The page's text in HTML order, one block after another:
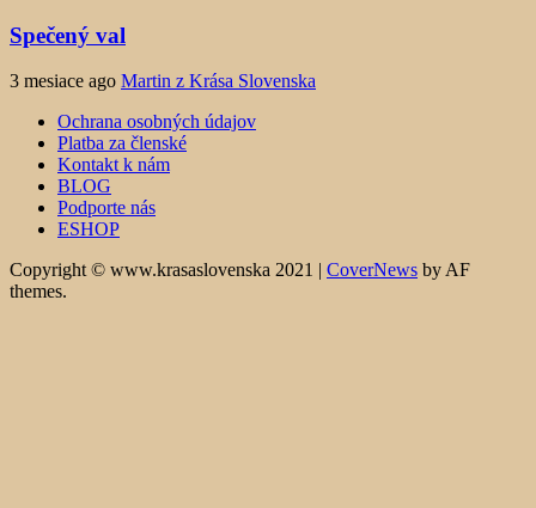
Spečený val
3 mesiace ago Martin z Krása Slovenska
Ochrana osobných údajov
Platba za členské
Kontakt k nám
BLOG
Podporte nás
ESHOP
Copyright © www.krasaslovenska 2021 | CoverNews by AF
themes.